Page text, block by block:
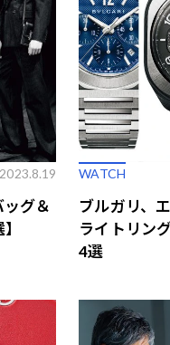
2023.8.19
グ＆
WATCH
ブルガリ、
ライトリン
4選
歌舞伎俳優・
前列ホテル「